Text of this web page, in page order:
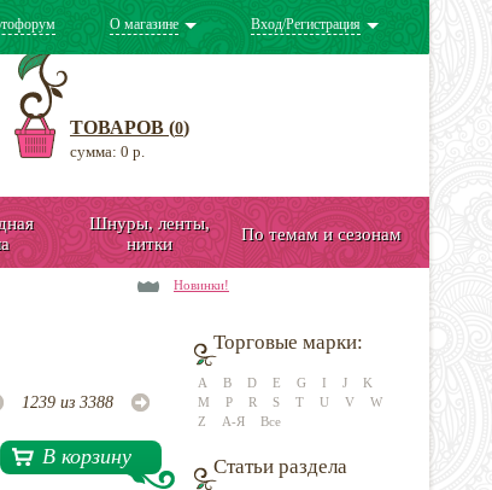
О магазине Вход/Регистрация
ТОВАРОВ (0)
сумма: 0 р.
Шнуры, ленты,
нитки
По темам и сезонам
Новинки!
1239 из 3388
В корзину
Торговые марки:
A B D E G I J
K
M
P R S T U V
W
Z
А-Я Все
Статьи раздела